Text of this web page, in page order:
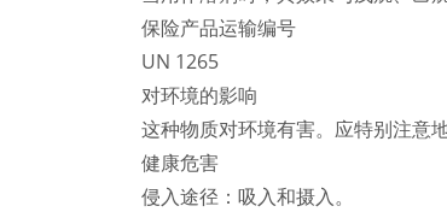
保险产品运输编号
UN 1265
对环境的影响
这种物质对环境有害。应特别注意
健康危害
侵入途径：吸入和摄入。